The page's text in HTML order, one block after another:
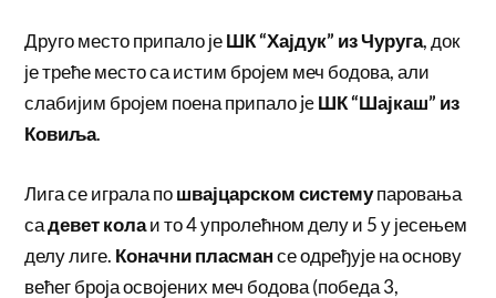
Друго место припало јеШК “Хајдук” из Чуруга, док
је треће место са истим бројем меч бодова, али
слабијим бројем поена припало jeШК “Шајкаш” из
Ковиља.
Лига се играла пошвајцарском системупаровања
садевет колаи то 4 упролећном делу и 5 у јесењем
делу лиге. Коначни пласмансе одређује на основу
већег броја освојених меч бодова (победа 3,